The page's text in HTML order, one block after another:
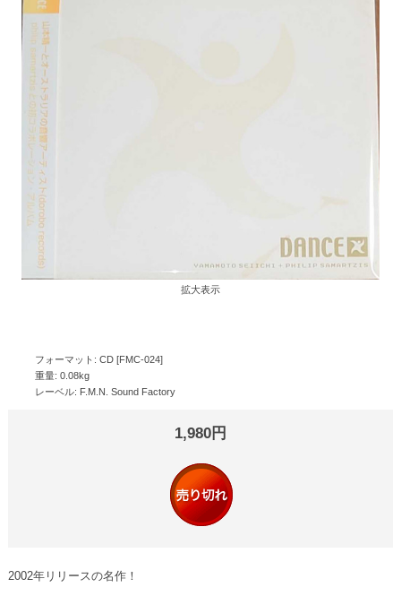
拡大表示
フォーマット: CD [FMC-024]
重量: 0.08kg
レーベル: F.M.N. Sound Factory
1,980円
2002年リリースの名作！